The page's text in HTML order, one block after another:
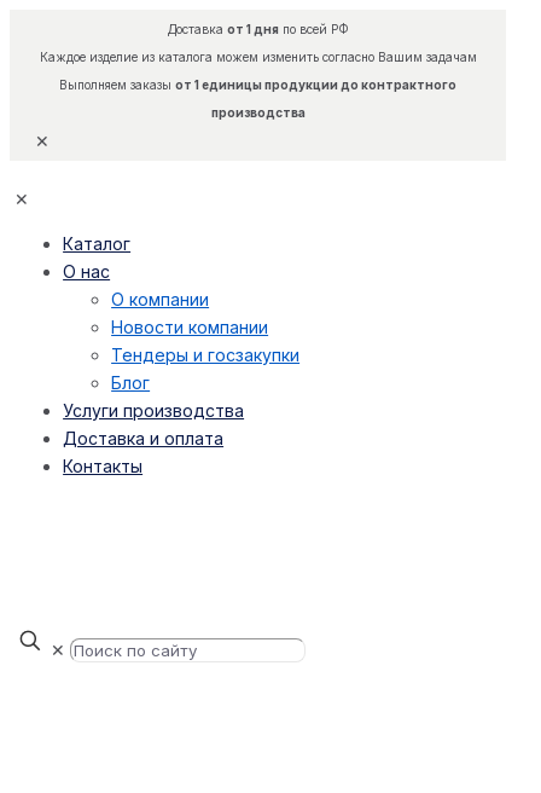
Доставка от 1 дняпо всей РФ
Каждое изделие из каталога можем изменить согласно Вашим задачам
Выполняем заказы от 1 единицы продукции до контрактного
производства
✕
✕
Каталог
О нас
О компании
Новости компании
Тендеры и госзакупки
Блог
Услуги производства
Доставка и оплата
Контакты
✕